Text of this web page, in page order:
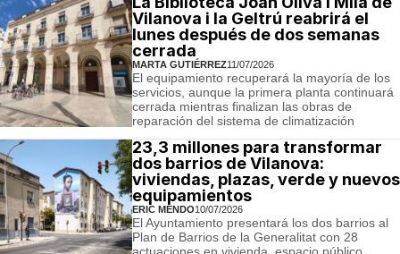
Vilanova i la Geltrú reabrirá el
lunes después de dos semanas
cerrada
MARTA GUTIÉRREZ11/07/2026
El equipamiento recuperará la mayoría de los
servicios, aunque la primera planta continuará
cerrada mientras finalizan las obras de
reparación del sistema de climatización
23,3 millones para transformar
dos barrios de Vilanova:
viviendas, plazas, verde y nuevos
equipamientos
ERIC MENDO10/07/2026
El Ayuntamiento presentará los dos barrios al
Plan de Barrios de la Generalitat con 28